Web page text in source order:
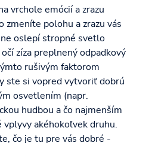
vrchole emócií a zrazu
zmeníte polohu a zrazu vás
oslepí stropné svetlo
zíza preplnený odpadkový
rušivým faktorom
ste si vopred vytvoriť dobrú
osvetlením (napr.
hudbou a čo najmenším
akéhokoľvek druhu.
čo je tu pre vás dobré -